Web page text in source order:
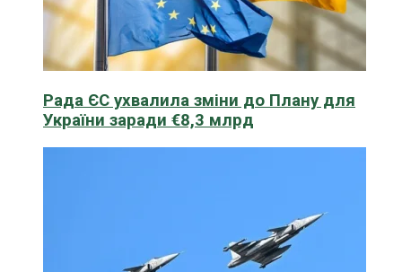
Рада ЄС ухвалила зміни до Плану для
України заради €8,3 млрд